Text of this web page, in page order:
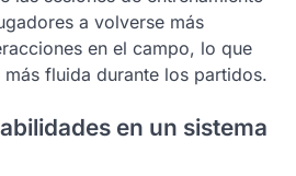
a volverse más
en el campo, lo que
fluida durante los partidos.
en un sistema